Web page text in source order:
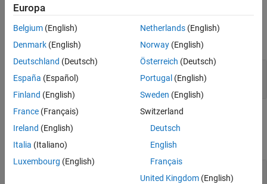
Description
Output Arguments
Examples
Tips
Version History
See Also
Input Arguments
expand all
Link object
slreq.Link
Output Arguments
expand all
— Link source
Europa
Belgium (English)
Denmark (English)
Deutschland (Deutsch)
España (Español)
Finland (English)
France (Français)
Ireland (English)
Italia (Italiano)
Luxembourg (English)
Netherlands(English)
Norway(English)
Österreich (Deutsch)
Portugal (English)
Sweden (English)
Switzerland
Deutsch
English
Français
United Kingdom(English)